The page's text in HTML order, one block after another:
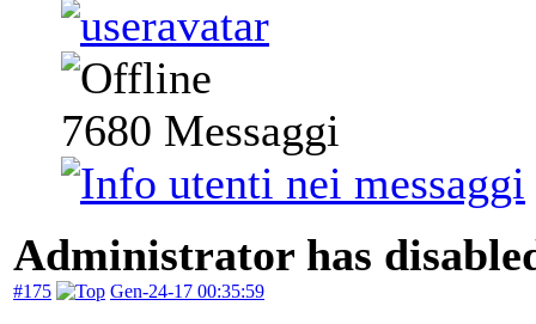
7680 Messaggi
Administrator has
#175 Gen-24-17 00:35:59